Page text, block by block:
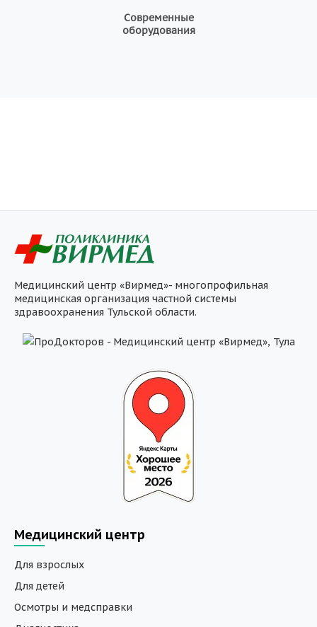
Современные
оборудования
Медицинский центр «Вирмед»- многопрофильная
медицинская организация частной системы
здравоохранения Тульской области.
Медицинский центр
Для взрослых
Для детей
Осмотры и медсправки